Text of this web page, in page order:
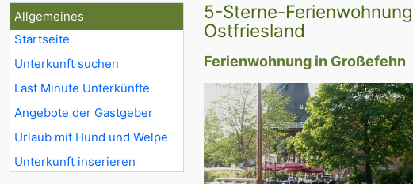
Allgemeines
Startseite
Unterkunft suchen
Last Minute Unterkünfte
Angebote der Gastgeber
Urlaub mit Hund und Welpe
Unterkunft inserieren
5-Sterne-
Ostfriesland
Ferienwohnung in Großefehn